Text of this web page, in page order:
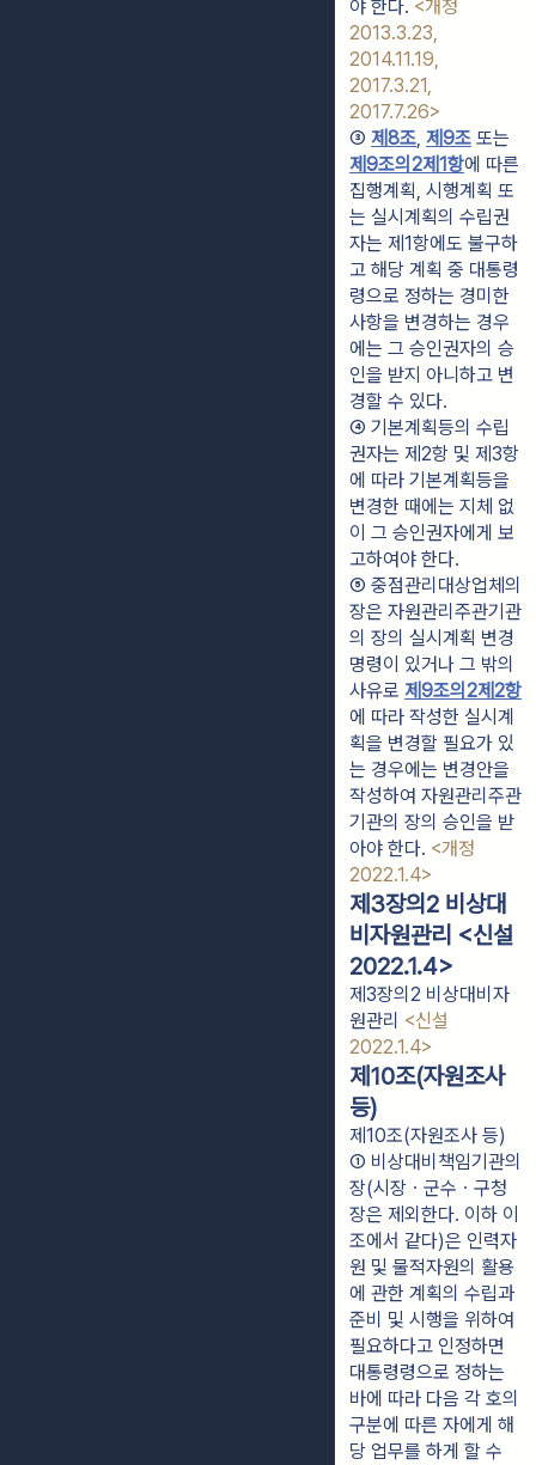
야 한다. <개정
2013.3.23,
2014.11.19,
2017.3.21,
2017.7.26>
③ 제8조, 제9조
제9조의2제1항에 따른
집행계획, 시행계획 또
는 실시계획의 수립권
자는 제1항에도 불구하
고 해당 계획 중 대통령
령으로 정하는 경미한
사항을 변경하는 경우
에는 그 승인권자의 승
인을 받지 아니하고 변
경할 수 있다.
④ 기본계획등의 수립
권자는 제2항 및 제3항
에 따라 기본계획등을
변경한 때에는 지체 없
이 그 승인권자에게 보
고하여야 한다.
⑤ 중점관리대상업체의
장은 자원관리주관기관
의 장의 실시계획 변경
명령이 있거나 그 밖의
사유로 제9조의2제2항
에 따라 작성한 실시계
획을 변경할 필요가 있
는 경우에는 변경안을
작성하여 자원관리주관
기관의 장의 승인을 받
아야 한다. <개정
2022.1.4>
제3장의2 비상대
비자원관리 <신설
2022.1.4>
제3장의2 비상대비자
원관리 <신설
2022.1.4>
제10조(자원조사
등)
제10조(자원조사 등)
① 비상대비책임기관의
장(시장ㆍ군수ㆍ구청
장은 제외한다. 이하 이
조에서 같다)은 인력자
원 및 물적자원의 활용
에 관한 계획의 수립과
준비 및 시행을 위하여
필요하다고 인정하면
대통령령으로 정하는
바에 따라 다음 각 호의
구분에 따른 자에게 해
당 업무를 하게 할 수